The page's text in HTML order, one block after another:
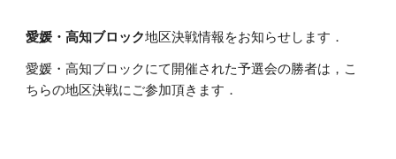
愛媛・高知ブロック地区決戦情報をお知らせします．
愛媛・高知ブロックにて開催された予選会の勝者は，こ
ちらの地区決戦にご参加頂きます．